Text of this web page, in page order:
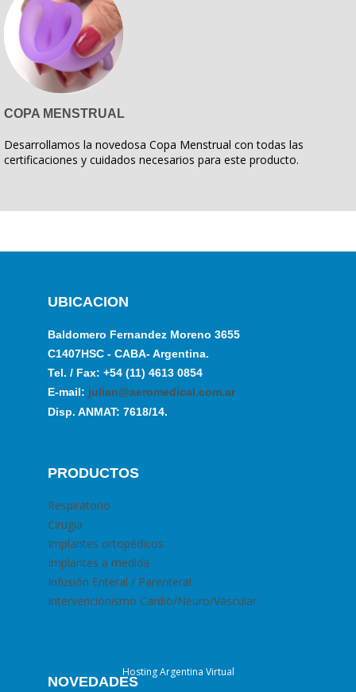
COPA MENSTRUAL
Desarrollamos la novedosa Copa Menstrual con todas las
certificaciones y cuidados necesarios para este producto.
UBICACION
Baldomero Fernandez Moreno 3655
C1407HSC - CABA- Argentina.
Tel. / Fax: +54 (11) 4613 0854
E-mail: julian@aeromedical.com.ar
Disp. ANMAT: 7618/14.
PRODUCTOS
Respiratorio
Cirugia
Implantes ortopédicos
Implantes a medida
Infusión Enteral / Parenteral
Intervencionismo Cardio/Neuro/Vascular
NOVEDADES
Hosting Argentina Virtual